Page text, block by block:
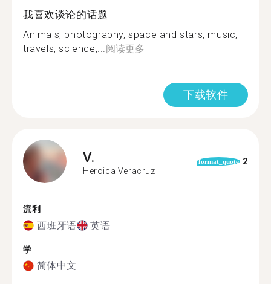
我喜欢谈论的话题
Animals, photography, space and stars, music,
travels, science,...阅读更多
下载软件
V.
Heroica Veracruz
format_quote 2
流利
西班牙语 英语
学
简体中文